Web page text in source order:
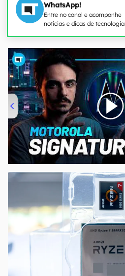
WhatsApp!
Entre no canal e acompanhe
notícias e dicas de tecnologia
00:00/20:46